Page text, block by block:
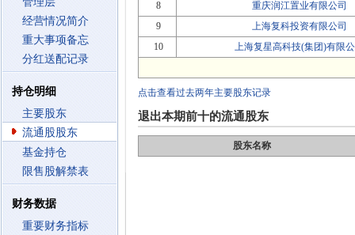
经营情况简介
重大事项备忘
分红送配记录
持仓明细
主要股东
流通股股东
基金持仓
限售股解禁表
财务数据
重要财务指标
8
重庆润江置业有限公司
9
上海复科投资有限公司
10
上海复星高科技(集团)有限
点击查看过去两年主要股东记录
退出本期前十的流通股东
股东名称